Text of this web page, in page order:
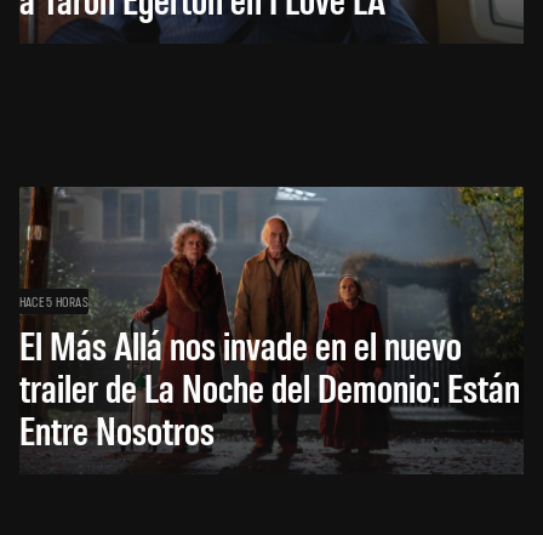
HACE 5 HORAS
El Más Allá nos invade en el nuevo
trailer de La Noche del Demonio: Están
Entre Nosotros